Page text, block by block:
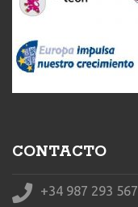
CONTACTO
+34 987 293 567